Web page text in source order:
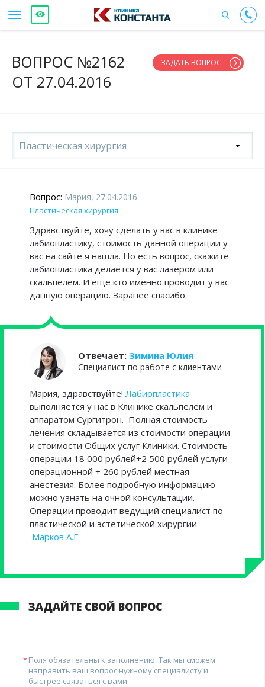
ВОПРОС №2162
ОТ 27.04.2016
ЗАДАТЬ ВОПРОС
Пластическая хирургия
Вопрос: Мария, 27.04.2016
Пластическая хирургия
Здравствуйте, хочу сделать у вас в клинике
лабиопластику, стоимость данной операции у
вас на сайте я нашла. Но есть вопрос, скажите
лабиопластика делается у вас лазером или
скальпелем. И еще кто именно проводит у вас
данную операцию. Заранее спасибо.
Отвечает: Зимина Юлия
Cпециалист по работе с клиентами
Мария, здравствуйте! Лабиопластика
выполняется у нас в Клинике скальпелем и
аппаратом Сургитрон. Полная стоимость
лечения складывается из стоимости операции
и стоимости Общих услуг Клиники. Стоимость
операции 18 000 рублей+2 500 рублей услуги
операционной + 260 рублей местная
анестезия. Более подробную информацию
можно узнать на очной консультации.
Операции проводит ведущий специалист по
пластической и эстетической хирургии
Марков А.Г.
ЗАДАЙТЕ СВОЙ ВОПРОС
Поля обязательны к заполнению. Так мы сможем
направить ваш вопрос нужному специалисту и
быстрее связаться с вами.